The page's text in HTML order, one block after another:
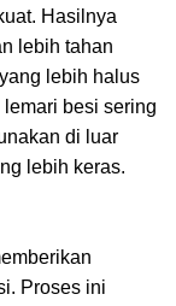
Hasilnya
lebih tahan
lebih halus
besi sering
di luar
lebih keras.
Proses ini